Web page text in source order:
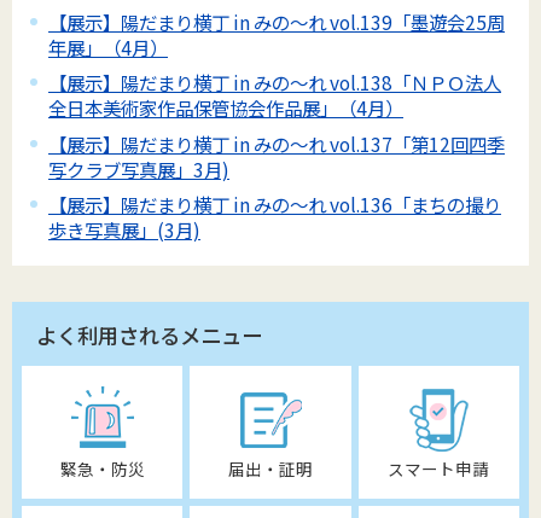
【展示】陽だまり横丁 in みの～れ vol.139「墨遊会25周
年展」（4月）
【展示】陽だまり横丁 in みの～れ vol.138「ＮＰＯ法人
全日本美術家作品保管協会作品展」（4月）
【展示】陽だまり横丁 in みの～れ vol.137「第12回四季
写クラブ写真展」3月)
【展示】陽だまり横丁 in みの～れ vol.136「まちの撮り
歩き写真展」(3月)
よく利用されるメニュー
緊急・防災 届出・証明 スマート申請